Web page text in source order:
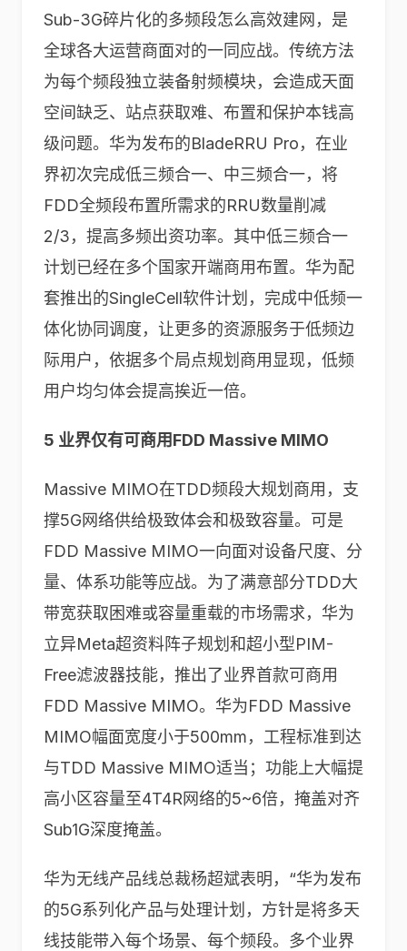
Sub-3G碎片化的多频段怎么高效建网，是
全球各大运营商面对的一同应战。传统方法
为每个频段独立装备射频模块，会造成天面
空间缺乏、站点获取难、布置和保护本钱高
级问题。华为发布的BladeRRU Pro，在业
界初次完成低三频合一、中三频合一，将
FDD全频段布置所需求的RRU数量削减
2/3，提高多频出资功率。其中低三频合一
计划已经在多个国家开端商用布置。华为配
套推出的SingleCell软件计划，完成中低频一
体化协同调度，让更多的资源服务于低频边
际用户，依据多个局点规划商用显现，低频
用户均匀体会提高挨近一倍。
5 业界仅有可商用FDD Massive MIMO
Massive MIMO在TDD频段大规划商用，支
撑5G网络供给极致体会和极致容量。可是
FDD Massive MIMO一向面对设备尺度、分
量、体系功能等应战。为了满意部分TDD大
带宽获取困难或容量重载的市场需求，华为
立异Meta超资料阵子规划和超小型PIM-
Free滤波器技能，推出了业界首款可商用
FDD Massive MIMO。华为FDD Massive
MIMO幅面宽度小于500mm，工程标准到达
与TDD Massive MIMO适当；功能上大幅提
高小区容量至4T4R网络的5~6倍，掩盖对齐
Sub1G深度掩盖。
华为无线产品线总裁杨超斌表明，“华为发布
的5G系列化产品与处理计划，方针是将多天
线技能带入每个场景、每个频段。多个业界